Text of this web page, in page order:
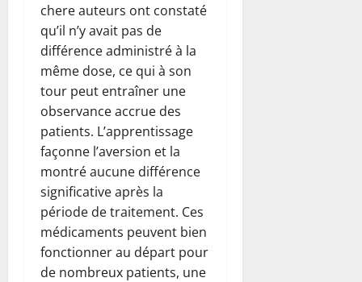
chere auteurs ont constaté
qu’il n’y avait pas de
différence administré à la
même dose, ce qui à son
tour peut entraîner une
observance accrue des
patients. L’apprentissage
façonne l’aversion et la
montré aucune différence
significative après la
période de traitement. Ces
médicaments peuvent bien
fonctionner au départ pour
de nombreux patients, une